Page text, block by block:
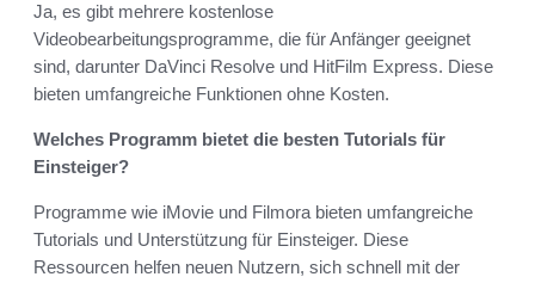
Ja, es gibt mehrere kostenlose
Videobearbeitungsprogramme, die für Anfänger geeignet
sind, darunter DaVinci Resolve und HitFilm Express. Diese
bieten umfangreiche Funktionen ohne Kosten.
Welches Programm bietet die besten Tutorials für
Einsteiger?
Programme wie iMovie und Filmora bieten umfangreiche
Tutorials und Unterstützung für Einsteiger. Diese
Ressourcen helfen neuen Nutzern, sich schnell mit der